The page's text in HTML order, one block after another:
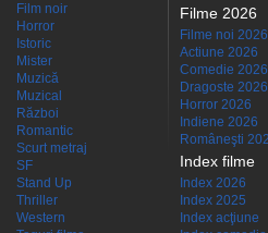
Film noir
Horror
Istoric
Mister
Muzică
Muzical
Război
Romantic
Scurt metraj
SF
Stand Up
Thriller
Western
Filme 2026
Filme noi 2026
Actiune 2026
Comedie 2026
Dragoste 2026
Horror 2026
Indiene 2026
Româneşti
Index filme
Index 2026
Index 2025
Index acţiune